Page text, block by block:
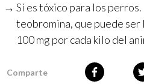
Sí es tóxico para los
teobromina, que puede
100 mg por cada kilo del
Comparte